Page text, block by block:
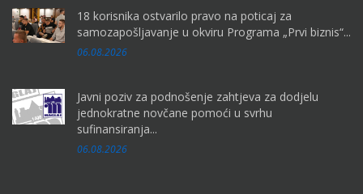
18 korisnika ostvarilo pravo na poticaj za
samozapošljavanje u okviru Programa „Prvi biznis“...
06.08.2026
Javni poziv za podnošenje zahtjeva za dodjelu
jednokratne novčane pomoći u svrhu
sufinansiranja...
06.08.2026